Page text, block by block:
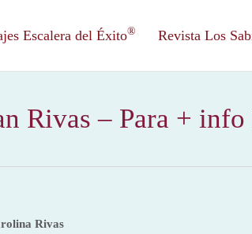
Escalera del Éxito® Revista Los
Rivas – Para +
Rivas